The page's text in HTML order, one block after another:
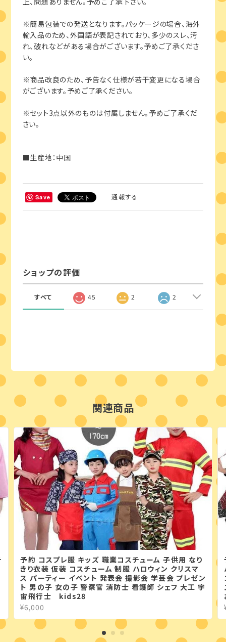
※簡易包装での発送となります。パッケージの場合、海外
輸入品のため、外国語が表記されており、多少のスレ、汚
れ、破れなどがある場合がございます。予めご了承くださ
い。
※商品改良のため、予告なく仕様が若干変更になる場合
がございます。予めご了承ください。
※セット3点以外のものは付属しません。予めご了承くだ
さい。
■生産地：中国
Save 通報する
ショップの評価
すべて 45 2 2
関連商品
予約 コスプレ服 キッズ 職業コスチューム 子供用 なり
きり衣装 仮装 コスチューム 制服 ハロウィン クリスマ
ス パーティー イベント 発表会 撮影会 学芸会 プレゼン
ト 男の子 女の子 警察官 消防士 看護師 シェフ 大工 宇
宙飛行士 kids28
¥6,000